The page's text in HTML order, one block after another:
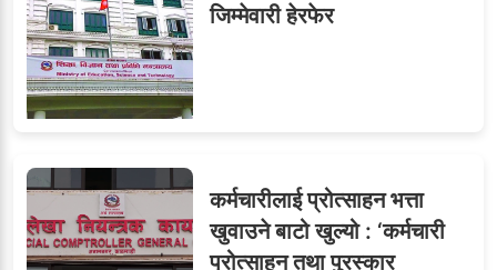
८जुनियरलाई दोहोरो जिम्मेवारी,
मन्त्रालयभित्र असन्तुष्टि
९ ओएनएमका नाममा अत्याचार :
सब–इन्जिनियरहरुको गम्भीर
जिम्मेवारी हेरफेर
कर्मचारीलाई प्रोत्साहन भत्ता
खुवाउने बाटो खुल्यो : ‘कर्मचारी
प्रोत्साहन तथा पुरस्कार